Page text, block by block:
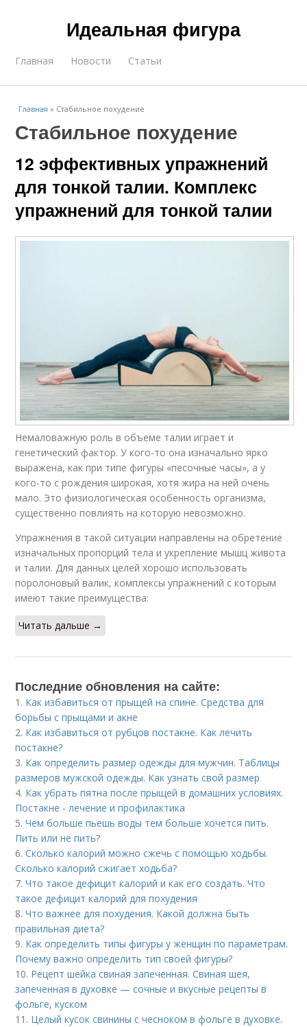
Идеальная фигура
Главная Новости Статьи
Главная » Стабильное похудение
Стабильное похудение
12 эффективных упражнений
для тонкой талии. Комплекс
упражнений для тонкой талии
Немаловажную роль в объеме талии играет и
генетический фактор. У кого-то она изначально ярко
выражена, как при типе фигуры «песочные часы», а у
кого-то с рождения широкая, хотя жира на ней очень
мало. Это физиологическая особенность организма,
существенно повлиять на которую невозможно.
Упражнения в такой ситуации направлены на обретение
изначальных пропорций тела и укрепление мышц живота
и талии. Для данных целей хорошо использовать
поролоновый валик, комплексы упражнений с которым
имеют такие преимущества:
Читать дальше →
Последние обновления на сайте:
1. Как избавиться от прыщей на спине. Средства для
борьбы с прыщами и акне
2. Как избавиться от рубцов постакне. Как лечить
постакне?
3. Как определить размер одежды для мужчин. Таблицы
размеров мужской одежды. Как узнать свой размер
4. Как убрать пятна после прыщей в домашних условиях.
Постакне - лечение и профилактика
5.Чем больше пьешь воды тем больше хочется пить.
Пить или не пить?
6.Сколько калорий можно сжечь с помощью ходьбы.
Сколько калорий сжигает ходьба?
7.Что такое дефицит калорий и как его создать. Что
такое дефицит калорий для похудения
8.Что важнее для похудения. Какой должна быть
правильная диета?
9. Как определить типы фигуры у женщин по параметрам.
Почему важно определить тип своей фигуры?
10. Рецепт шейка свиная запеченная. Свиная шея,
запеченная в духовке — сочные и вкусные рецепты в
фольге, куском
11. Целый кусок свинины с чесноком в фольге в духовке.